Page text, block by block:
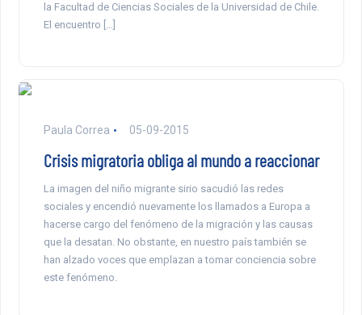
la Facultad de Ciencias Sociales de la Universidad de Chile.
El encuentro […]
Paula Correa 05-09-2015
Crisis migratoria obliga al mundo a reaccionar
La imagen del niño migrante sirio sacudió las redes
sociales y encendió nuevamente los llamados a Europa a
hacerse cargo del fenómeno de la migración y las causas
que la desatan. No obstante, en nuestro país también se
han alzado voces que emplazan a tomar conciencia sobre
este fenómeno.